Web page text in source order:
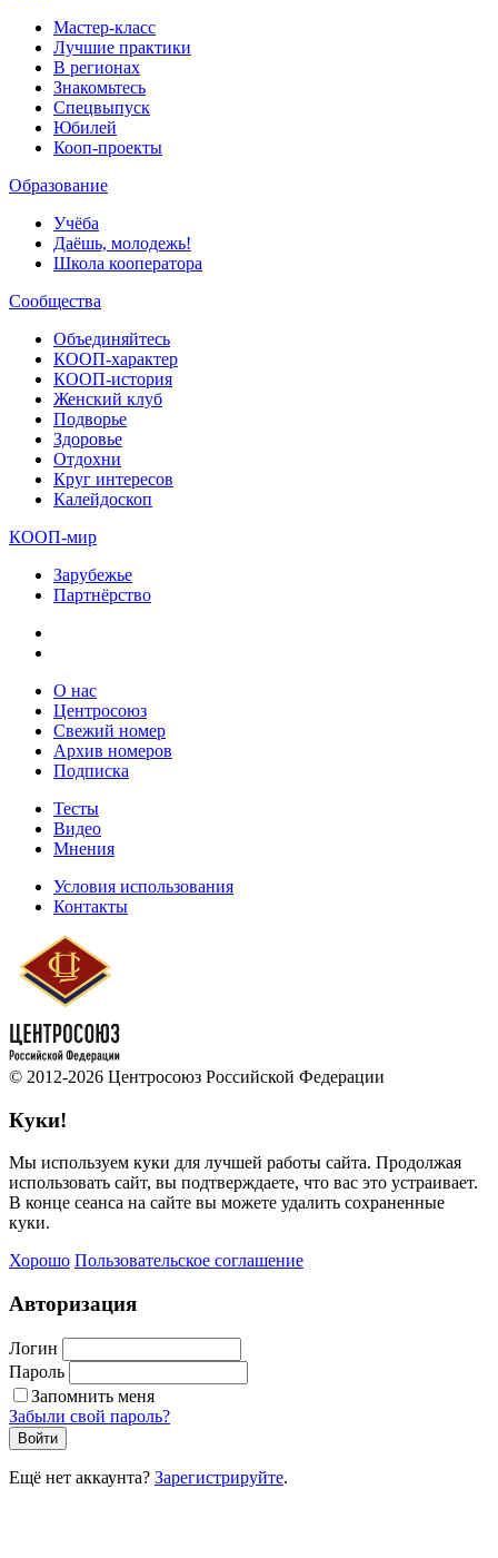
Мастер-класс
Лучшие практики
В регионах
Знакомьтесь
Спецвыпуск
Юбилей
Кооп-проекты
Образование
Учёба
Даёшь, молодежь!
Школа кооператора
Сообщества
Объединяйтесь
КООП-характер
КООП-история
Женский клуб
Подворье
Здоровье
Отдохни
Круг интересов
Калейдоскоп
КООП-мир
Зарубежье
Партнёрство
О нас
Центросоюз
Свежий номер
Архив номеров
Подписка
Тесты
Видео
Мнения
Условия использования
Контакты
© 2012-2026 Центросоюз Российской Федерации
Куки!
Мы используем куки для лучшей работы сайта. Продолжая
использовать сайт, вы подтверждаете, что вас это устраивает.
В конце сеанса на сайте вы можете удалить сохраненные
куки.
Хорошо Пользовательское соглашение
Авторизация
Логин
Пароль
Запомнить меня
Забыли свой пароль?
Войти
Ещё нет аккаунта? Зарегистрируйте.